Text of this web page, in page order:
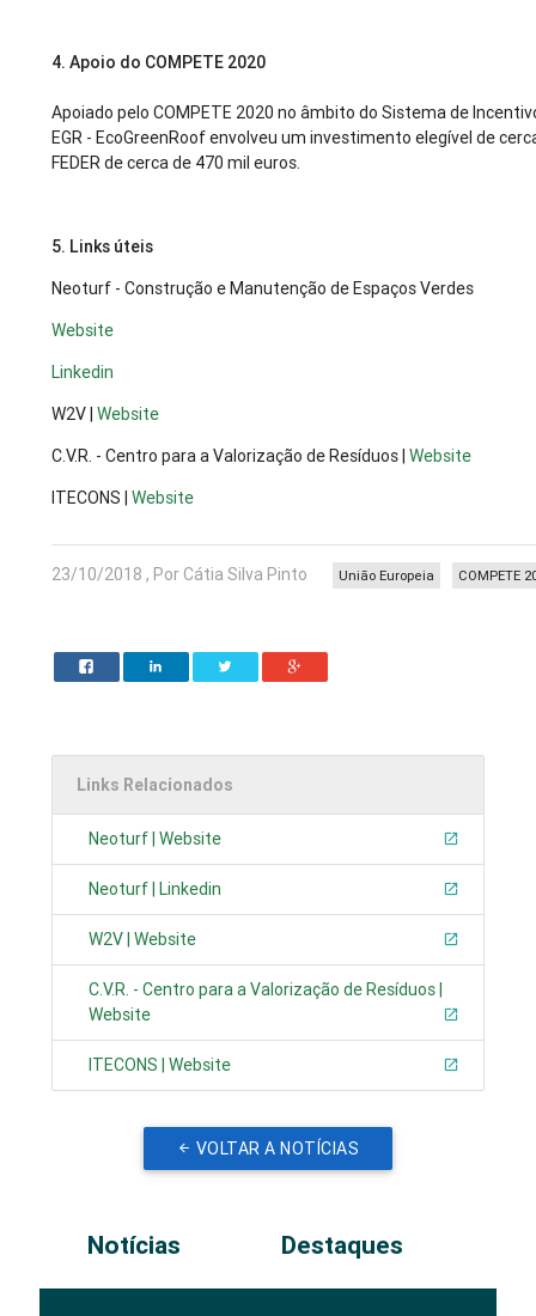
4. Apoio do COMPETE 2020
Apoiado pelo COMPETE 2020 no âmbito do Sistema de
EGR - EcoGreenRoof envolveu um investimento elegível de
FEDER de cerca de 470 mil euros.
5. Links úteis
Neoturf - Construção e Manutenção de Espaços Verdes
Website
Linkedin
W2V |Website
C.V.R. - Centro para a Valorização de Resíduos |Website
ITECONS |Website
23/10/2018 , Por Cátia Silva Pinto COMPETE
União Europeia
Links Relacionados
Neoturf | Website
Neoturf | Linkedin
W2V | Website
C.V.R. - Centro para a Valorização de Resíduos |
Website
ITECONS | Website
VOLTAR A NOTÍCIAS
Notícias Destaques